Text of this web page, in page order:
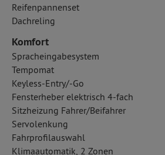
Reifenpannenset
Dachreling
Komfort
Spracheingabesystem
Tempomat
Keyless-Entry/-Go
Fensterheber elektrisch 4-fach
Sitzheizung Fahrer/Beifahrer
Servolenkung
Fahrprofilauswahl
Klimaautomatik, 2 Zonen